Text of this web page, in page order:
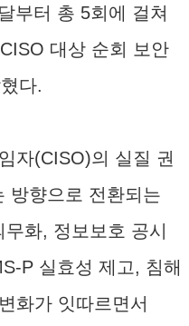
부터 총 5회에 걸쳐
대상 순회 보안
다.
자(CISO)의 실질 권
방향으로 전환되는
화, 정보보호 공시
P 실효성 제고, 침해
화가 잇따르면서